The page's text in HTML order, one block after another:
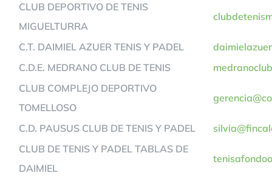
CLUB DEPORTIVO DE TENIS
MIGUELTURRA
C.T. DAIMIEL AZUER TENIS Y PADEL
C.D.E. MEDRANO CLUB DE TENIS
CLUB COMPLEJO DEPORTIVO
TOMELLOSO
C.D. PAUSUS CLUB DE TENIS Y PADEL
CLUB DE TENIS Y PADEL TABLAS DE
DAIMIEL